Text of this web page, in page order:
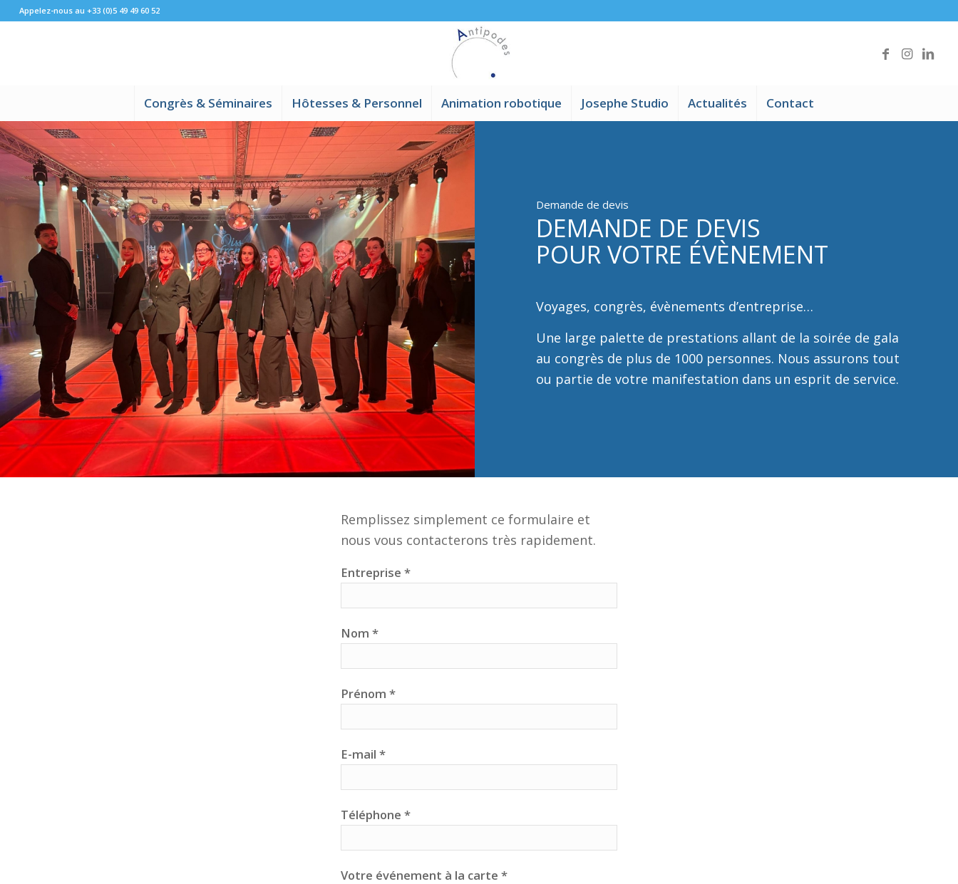
Appelez-nous au +33 (0)5 49 49 60 52
Congrès & Séminaires Hôtesses & Personnel Animation robotique Josephe Studio Actualités Contact
Demande de devis
DEMANDE DE DEVIS
POUR VOTRE ÉVÈNEMENT
Voyages, congrès, évènements d’entreprise…
Une large palette de prestations allant de la soirée de gala
au congrès de plus de 1000 personnes. Nous assurons tout
ou partie de votre manifestation dans un esprit de service.
Remplissez simplement ce formulaire et
nous vous contacterons très rapidement.
Entreprise *
Nom *
Prénom *
E-mail *
Téléphone *
Votre événement à la carte *